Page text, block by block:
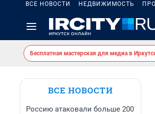
ВСЕ НОВОСТИ НЕДВИЖИМОСТЬ
Бесплатная мастерская для медиа в
ВСЕ НОВОСТИ
Россию атаковали больше 200